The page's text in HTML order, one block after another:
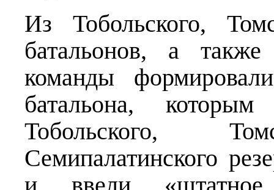
Из Тобольского,
батальонов, а также
команды
батальона,
Тобольского,
Семипалатинского